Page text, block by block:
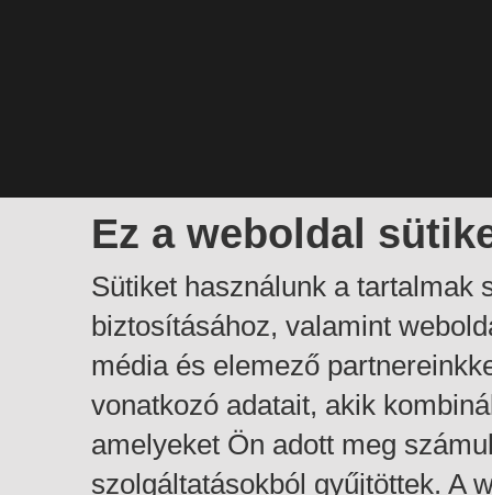
Ez a weboldal
Sütiket használunk a tartalmak
biztosításához, valamint
média és elemező
vonatkozó adatait, akik
amelyeket Ön adott meg
szolgáltatásokból gyűjtöttek. A